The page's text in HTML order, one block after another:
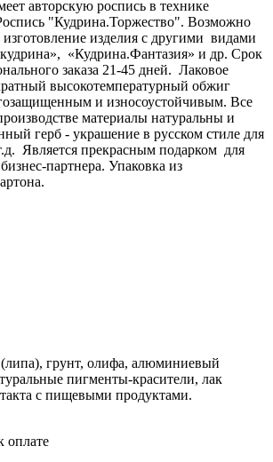
авторскую роспись в технике
"Кудрина.Торжество". Возможно
изготовление изделия с другими видами
«Кудрина.Фантазия» и др. Срок
заказа 21-45 дней. Лаковое
высокотемпературный обжиг
и износоустойчивым. Все
материалы натуральны и
герб - украшение в русском стиле для
Является прекрасным подарком для
партнера. Упаковка из
грунт, олифа, алюминиевый
пигменты-красители, лак
с пищевыми продуктами.
оплате